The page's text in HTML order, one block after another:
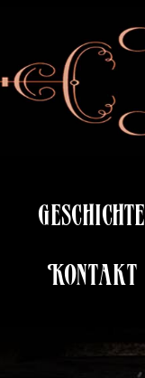
Geschichte
Kontakt